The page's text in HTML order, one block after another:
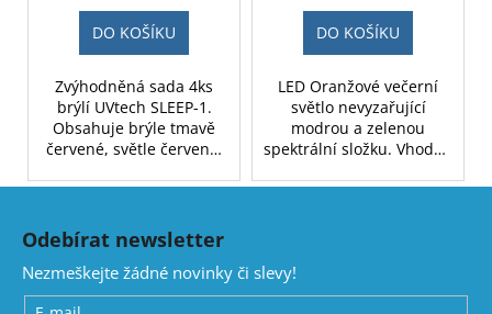
DO KOŠÍKU
Zvýhodněná sada 4ks
brýlí UVtech SLEEP-1.
Obsahuje brýle tmavě
červené, světle červené,
DO KOŠÍKU
LED Oranžové večerní
světlo nevyzařující
modrou a zelenou
spektrální složku. Vhodné
spánkovou hygienu.
(ekvivalent 30W klasické
žárovky). Patice E27 (šiřší
Z
Odebírat newsletter
Nezmeškejte žádné novinky či slevy!